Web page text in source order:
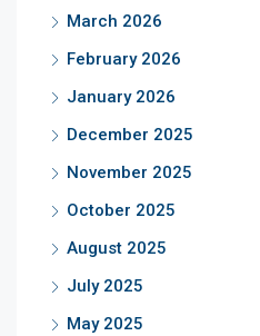
March 2026
February 2026
January 2026
December 2025
November 2025
October 2025
August 2025
July 2025
May 2025